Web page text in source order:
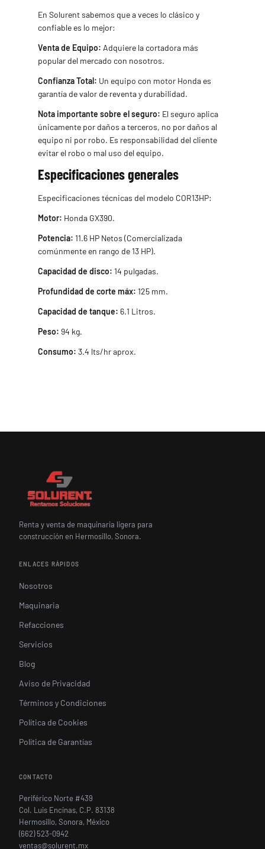
En Solurent sabemos que a veces lo clásico y
confiable es lo mejor:
Venta de Equipo: Adquiere la cortadora más
popular del mercado con nosotros.
Confianza Total: Un equipo con motor Honda es
garantía de valor de reventa y durabilidad.
Nota importante sobre el seguro: El seguro aplica
únicamente por daños a terceros, no por daños al
equipo ni por robo. Es responsabilidad del cliente
evitar el robo o mal uso del equipo.
Especificaciones generales
Especificaciones técnicas del modelo COR13HP:
Motor: Honda GX390.
Potencia: 11.6 HP Netos (Comercializada
comúnmente en rango de 13 HP).
Capacidad de disco: 14 pulgadas.
Profundidad de corte máx: 125 mm.
Capacidad de tanque: 6.1 Litros.
Peso: 94 kg.
Consumo: 3.4 lts/hr aprox.
Renta y venta de maquinaria ligera para
construcción en Hermosillo, Sonora.
ENLACES RÁPIDOS
Nosotros
Maquinaria
Refacciones
Servicios
Blog
Aviso de Privacidad
Términos y Condiciones
Política de Cookies
Política de Garantías
CONTACTO
Periférico Norte #439
Col. Luis Encinas, C.P. 83138
Hermosillo, Sonora, México
(662) 523-0942
ventas@solurent.mx